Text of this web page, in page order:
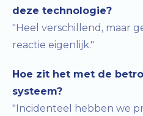
deze technologie?
"Heel verschillend, maar
reactie eigenlijk."
Hoe zit het met de
systeem?
"Incidenteel hebben we